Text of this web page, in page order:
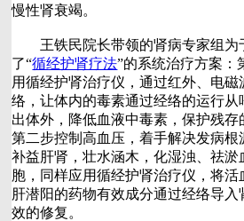
慢性肾衰竭。
王铁民院长带领的肾病专家组为
了“循经护肾疗法”的系统治疗方案：
用循经护肾治疗仪，通过红外、电
络，让体内的毒素通过经络的运行
出体外，降低血液中毒素，保护残存
第二步控制高血压，着手解决发病
补益肝肾，壮水涵木，化湿浊、祛淤
胞，同样应用循经护肾治疗仪，将
肝潜阳的药物有效成分通过经络导
效的修复。